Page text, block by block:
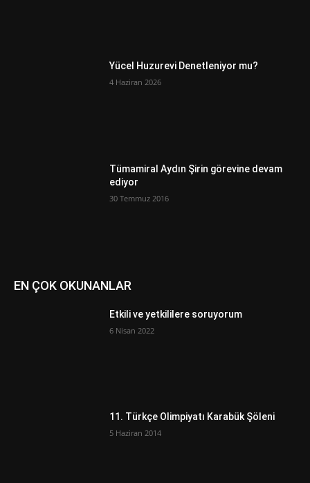
Yücel Huzurevi Denetleniyor mu?
4 Haziran 2026
Tümamiral Aydın Şirin görevine devam
ediyor
30 Temmuz 2016
EN ÇOK OKUNANLAR
Etkili ve yetkililere soruyorum
6 Nisan 2022
11. Türkçe Olimpiyatı Karabük Şöleni
5 Haziran 2014